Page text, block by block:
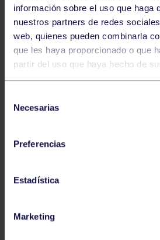
información sobre el uso que haga
nuestros partners de redes
web, quienes pueden combinarla
que les haya proporcionado o que
partir del uso que haya hecho de
Necesarias
Preferencias
Estadística
Marketing
Hockey 28 Jul 2026
ÓSCAR PALOMERO,
MUNDIAL
WORLD MASTERS